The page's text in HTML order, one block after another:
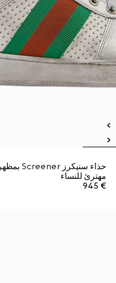
حذاء سنيكرز Screener بمظهر
مهترئ للنساء
€ 945